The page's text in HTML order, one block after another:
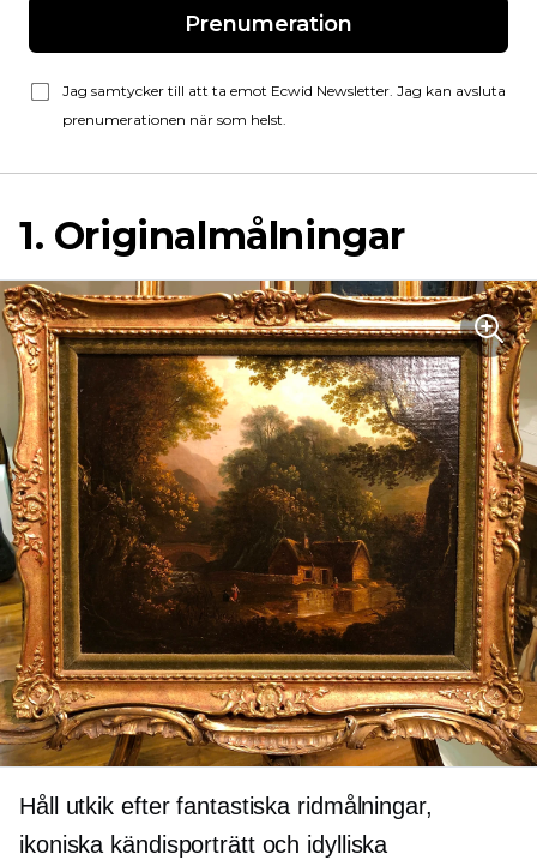
Prenumeration
Jag samtycker till att ta emot Ecwid Newsletter. Jag kan avsluta
prenumerationen när som helst.
1. Originalmålningar
Håll utkik efter fantastiska ridmålningar,
ikoniska kändisporträtt och idylliska